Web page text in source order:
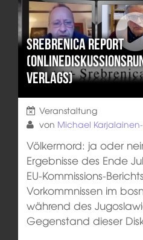
Srebrenica Report
Verlags)
Veranstaltung
von Michael
Völkermord: ja oder
Ergebnisse des Ende
EU-Kommissions-
Vorkommnissen im
während des
Gegenstand dieser